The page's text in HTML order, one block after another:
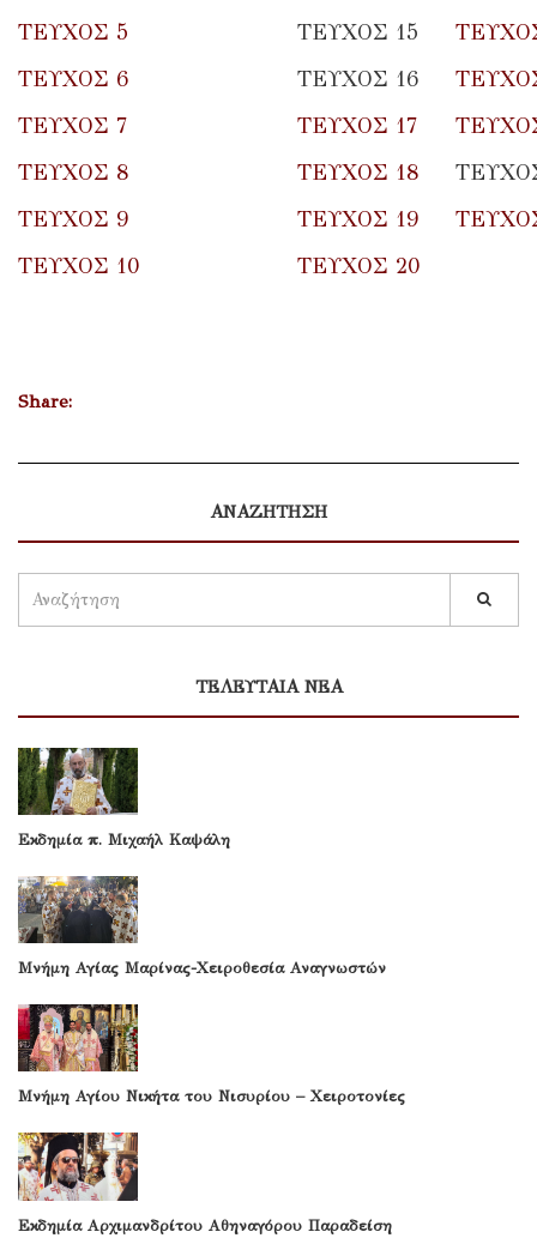
ΤΕΥΧΟΣ 5
ΤΕΥΧΟΣ 15
ΤΕΥΧΟΣ 6
ΤΕΥΧΟΣ 16
ΤΕΥΧΟΣ 7
ΤΕΥΧΟΣ 17
ΤΕΥΧΟΣ 8
ΤΕΥΧΟΣ 18
ΤΕΥΧΟΣ 9
ΤΕΥΧΟΣ 19
ΤΕΥΧΟΣ 10
ΤΕΥΧΟΣ 20
Share:
ΑΝΑΖΗΤΗΣΗ
ΤΕΛΕΥΤΑΙΑ ΝΕΑ
Εκδημία π. Μιχαήλ Καψάλη
Μνήμη Αγίας Μαρίνας-Χειροθεσία Αναγνωστών
Μνήμη Αγίου Νικήτα του Νισυρίου – Χειροτονίες
Εκδημία Αρχιμανδρίτου Αθηναγόρου Παραδείση